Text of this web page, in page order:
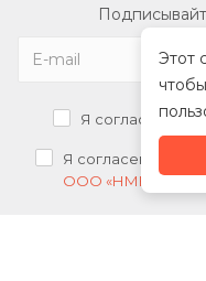
Этот
Я согласен на
Я согласен на
ООО «НМК»